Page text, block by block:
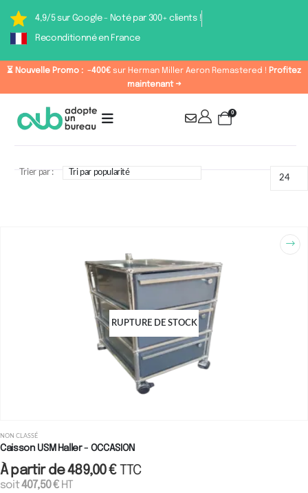
4,9/5 sur Google - Noté par 300+ clients !
Reconditionné en France
⏳ Nouvelle Promo : -400€ sur Herman Miller Aeron Remastered ! Profitez
maintenant →
0
Trier par :
RUPTURE DE STOCK
NON CLASSÉ
Caisson USM Haller - OCCASION
À partir de489,00€ TTC
soit407,50€HT